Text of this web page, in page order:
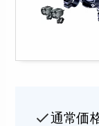
通常価